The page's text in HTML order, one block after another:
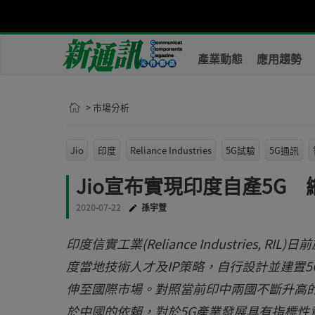
產業動態 應用趨勢
> 市場分析
Jio 印度 Reliance Industries 5G試驗 5G通訊
Jio宣布實現印度自產5G
2020-07-22 孫宇萱
印度信實工業(Reliance Industries, RIL)日
度當地技術人才及IP策略，自行設計並建置
伸至國際市場。對照當前印中兩國不斷升
於中國的依賴，對於5G產業發展具有指標性